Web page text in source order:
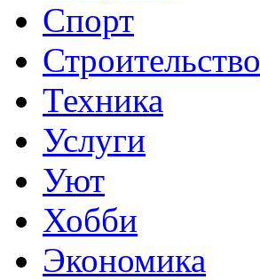
Спорт
Строительство
Техника
Услуги
Уют
Хобби
Экономика